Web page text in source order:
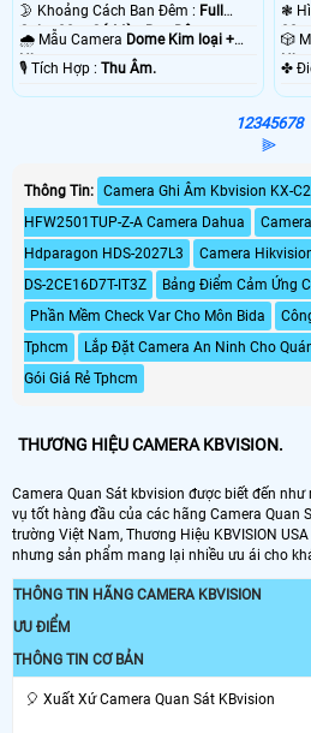
🌛 Khoảng Cách Ban Đêm : Full
Color 30m Có Màu Ban Ðêm.
🌧️ Mẫu Camera Dome Kim loại +
Nhựa.
️🎙 Tích Hợp : Thu Âm.
12345678
⫸
Thông Tin: Camera Ghi Âm Kbvision KX-
HFW2501TUP-Z-A Camera Dahua
Hdparagon HDS-2027L3
Camera
DS-2CE16D7T-IT3Z
Bảng Điểm Cảm Ứng
Phần Mềm Check Var Cho Môn Bida
Tphcm
Lắp Đặt Camera An Ninh Cho
Gói Giá Rẻ Tphcm
THƯƠNG HIỆU CAMERA KBVISION.
Camera Quan Sát kbvision được biết đến
vụ tốt hàng đầu của các hãng Camera Quan
trường Việt Nam, Thương Hiệu KBVISION
nhưng sản phẩm mang lại nhiều ưu ái cho
THÔNG TIN HÃNG CAMERA KBVISION
ƯU ĐIỂM
THÔNG TIN CƠ BẢN
️🎈 Xuất Xứ Camera Quan Sát KBvision